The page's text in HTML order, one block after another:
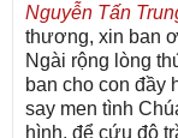
Nguyễn Tấn
thương, xin ban
Ngài rộng lòng
ban cho con đầy
say men tình
hình, để cứu độ